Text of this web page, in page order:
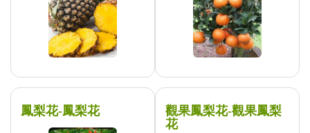
鳳梨花-鳳梨花
觀果鳳梨花-觀果鳳梨
花